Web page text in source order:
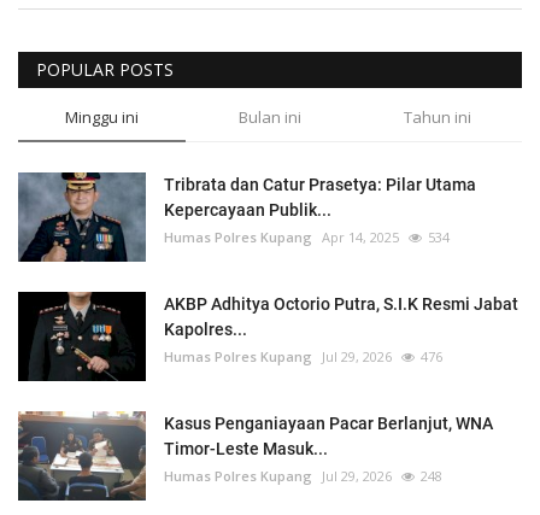
POPULAR POSTS
Minggu ini Bulan ini Tahun ini
Tribrata dan Catur Prasetya: Pilar Utama
Kepercayaan Publik...
Humas Polres Kupang Apr 14, 2025 534
AKBP Adhitya Octorio Putra, S.I.K Resmi Jabat
Kapolres...
Humas Polres Kupang Jul 29, 2026 476
Kasus Penganiayaan Pacar Berlanjut, WNA
Timor-Leste Masuk...
Humas Polres Kupang Jul 29, 2026 248